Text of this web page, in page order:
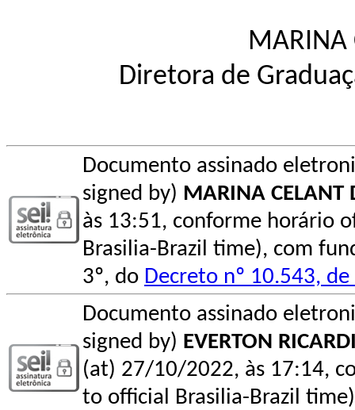
MARINA
Diretora de
Documento assinado
signed by) MARINA CELANT
às 13:51, conforme horário
Brasilia-Brazil time), com
3º, do Decreto nº 10.543,
Documento assinado
signed by) EVERTON
(at) 27/10/2022, às 17:14,
to official Brasilia-Brazil